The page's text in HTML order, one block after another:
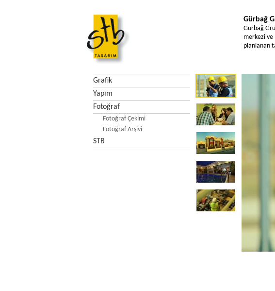
Gürbağ
Gürbağ
merkezi ve
planlanan
Grafik
Yapım
Fotoğraf
Fotoğraf Çekimi
Fotoğraf Arşivi
STB